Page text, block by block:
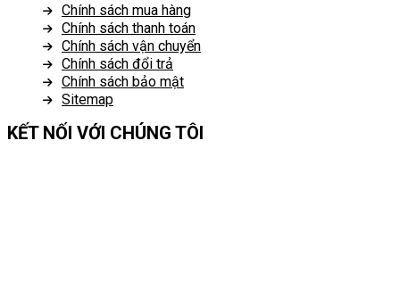
Chính sách mua hàng
Chính sách thanh toán
Chính sách vận chuyển
Chính sách đổi trả
Chính sách bảo mật
Sitemap
KẾT NỐI VỚI CHÚNG TÔI